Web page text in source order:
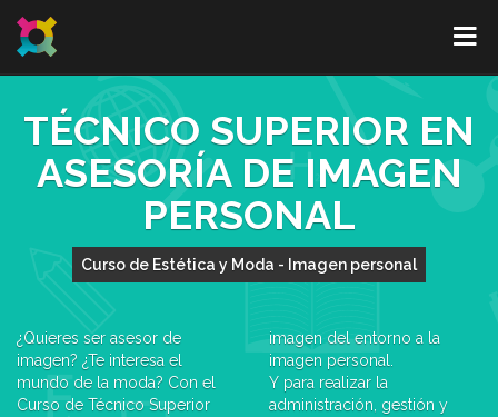
TÉCNICO SUPERIOR EN
ASESORÍA DE IMAGEN
PERSONAL
Curso de Estética y Moda - Imagen personal
¿Quieres ser asesor de
imagen? ¿Te interesa el
mundo de la moda? Con el
Curso de Técnico Superior
imagen del entorno a la
imagen personal.
Y para realizar la
administración, gestión y